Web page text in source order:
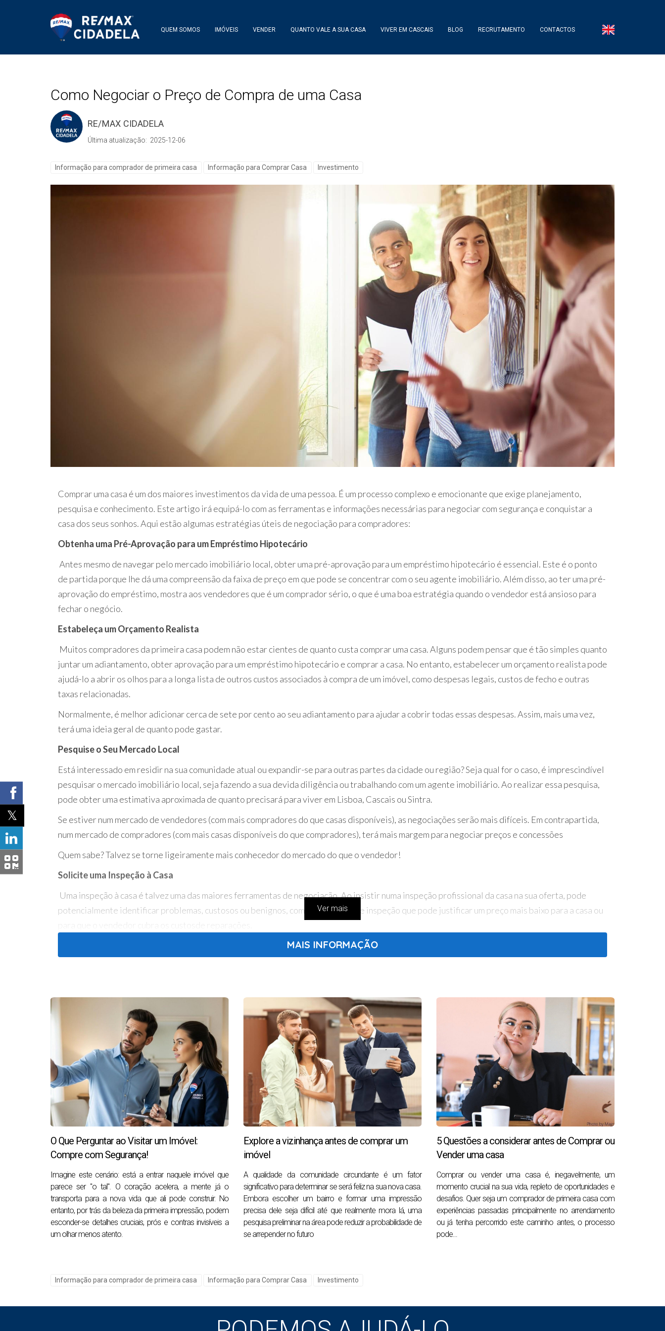
QUEM SOMOS IMÓVEIS VENDER QUANTO VALE A SUA CASA VIVER EM CASCAIS BLOG RECRUTAMENTO CONTACTOS
Como Negociar o Preço de Compra de uma Casa
RE/MAX CIDADELA
Última atualização: 2025-12-06
Informação para comprador de primeira casa Informação para Comprar Casa Investimento
Comprar uma casa é um dos maiores investimentos da vida de uma pessoa. É um processo complexo e emocionante que exige planejamento,
pesquisa e conhecimento. Este artigo irá equipá-lo com as ferramentas e informações necessárias para negociar com segurança e conquistar a
casa dos seus sonhos. Aqui estão algumas estratégias úteis de negociação para compradores:
Obtenha uma Pré-Aprovação para um Empréstimo Hipotecário
Antes mesmo de navegar pelo mercado imobiliário local, obter uma pré-aprovação para um empréstimo hipotecário é essencial. Este é o ponto
de partida porque lhe dá uma compreensão da faixa de preço em que pode se concentrar com o seu agente imobiliário. Além disso, ao ter uma pré-
aprovação do empréstimo, mostra aos vendedores que é um comprador sério, o que é uma boa estratégia quando o vendedor está ansioso para
fechar o negócio.
Estabeleça um Orçamento Realista
Muitos compradores da primeira casa podem não estar cientes de quanto custa comprar uma casa. Alguns podem pensar que é tão simples quanto
juntar um adiantamento, obter aprovação para um empréstimo hipotecário e comprar a casa. No entanto, estabelecer um orçamento realista pode
ajudá-lo a abrir os olhos para a longa lista de outros custos associados à compra de um imóvel, como despesas legais, custos de fecho e outras
taxas relacionadas.
Normalmente, é melhor adicionar cerca de sete por cento ao seu adiantamento para ajudar a cobrir todas essas despesas. Assim, mais uma vez,
terá uma ideia geral de quanto pode gastar.
Pesquise o Seu Mercado Local
Está interessado em residir na sua comunidade atual ou expandir-se para outras partes da cidade ou região? Seja qual for o caso, é imprescindível
pesquisar o mercado imobiliário local, seja fazendo a sua devida diligência ou trabalhando com um agente imobiliário. Ao realizar essa pesquisa,
pode obter uma estimativa aproximada de quanto precisará para viver em Lisboa, Cascais ou Sintra.
Se estiver num mercado de vendedores (com mais compradores do que casas disponíveis), as negociações serão mais difíceis. Em contrapartida,
num mercado de compradores (com mais casas disponíveis do que compradores), terá mais margem para negociar preços e concessões
Quem sabe? Talvez se torne ligeiramente mais conhecedor do mercado do que o vendedor!
Solicite uma Inspeção à Casa
Uma inspeção à casa é talvez uma das maiores ferramentas de negociação. Ao insistir numa inspeção profissional da casa na sua oferta, pode
potencialmente identificar problemas, custosos ou benignos, com um relatório de inspeção que pode justificar um preço mais baixo para a casa ou
para que o vendedor cubra os custosde reparações.
se possível, e depois trabalhar para garantir a casa. Sendo um pouco mais tático, pode garantir que tomou a decisão certa e obteve o melhor
negócio com termos e condições que funcionem para si.
Comece com uma Oferta Forte
Se está realmente interessado na casa, vai querer garantir que a sua primeira oferta é competitiva com um empréstimo pré-aprovado e dentro do
seu orçamento. Isso mostrará a todas as partes que está sério em comprar a casa e estabelecerá um tom positivo e profissional para possíveis
negociações. É comum que os vendedores peçam um valor um pouco acima do que realmente esperam receber. Apresente uma oferta inicial
abaixo do preço pedido, mas dentro do seu orçamento.
Negocie Concessões
Além do preço, pode negociar outras condições, como o vendedor pagar os custos de fecho, incluir determinados eletrodomésticos ou móveis, ou
realizar reparações antes da conclusão da venda.
Conheça os Limites do Vendedor
Descubra por que o vendedor está a vender a casa. Se estiverem com pressa para vender, pode ter mais margem para negociar o preço. Quanto
mais souber sobre o vendedor, mais eficazmente poderá negociar. Peça ao seu agente imobiliário para investigar um pouco sobre o vendedor.
Descubra se o vendedor prefere um processo de fecho mais curto ou mais longo. Se o vendedor estiver a divorciar-se ou quiser mudar-se para
uma área com um melhor distrito escolar, provavelmente estará mais ansioso para vender. Isso dá-lhe mais margem para negociar, especialmente
fecho pode ser bastante eficaz na mesa de negociações, seja porque o vendedor precisa fechar rapidamente ou quer fechar daqui a alguns meses.
Ver mais
MAIS INFORMAÇÃO
O Que Perguntar ao Visitar um Imóvel:
Compre com Segurança!
Imagine este cenário: está a entrar naquele imóvel que
parece ser "o tal". O coração acelera, a mente já o
transporta para a nova vida que ali pode construir. No
entanto, por trás da beleza da primeira impressão, podem
esconder-se detalhes cruciais, prós e contras invisíveis a
um olhar menos atento.
Explore a vizinhança antes de comprar um
imóvel
A qualidade da comunidade circundante é um fator
significativo para determinar se será feliz na sua nova casa.
Embora escolher um bairro e formar uma impressão
precisa dele seja difícil até que realmente mora lá, uma
pesquisa preliminar na área pode reduzir a probabilidade de
se arrepender no futuro
5 Questões a considerar antes de Comprar ou
Vender uma casa
Comprar ou vender uma casa é, inegavelmente, um
momento crucial na sua vida, repleto de oportunidades e
desafios. Quer seja um comprador de primeira casa com
experiências passadas principalmente no arrendamento
ou já tenha percorrido este caminho antes, o processo
pode...
Informação para comprador de primeira casa Informação para Comprar Casa Investimento